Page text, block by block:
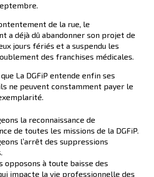
de la rue, le
a déjà dû abandonner son projet de
jours fériés et a suspendu les
des franchises médicales.
La DGFiP entende enfin ses
ne peuvent constamment payer le
la reconnaissance de
de toutes les missions de la DGFiP.
l’arrêt des suppressions
opposons à toute baisse des
impacte la vie professionnelle des